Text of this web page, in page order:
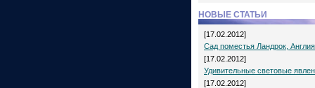
НОВЫЕ СТАТЬИ
[17.02.2012]
Сад поместья Ландрок, Англия
[17.02.2012]
Удивительные световые
[17.02.2012]